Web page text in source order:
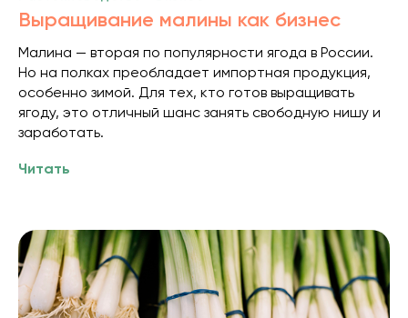
Выращивание малины как бизнес
Малина — вторая по популярности ягода в России.
Но на полках преобладает импортная продукция,
особенно зимой. Для тех, кто готов выращивать
ягоду, это отличный шанс занять свободную нишу и
заработать.
Читать